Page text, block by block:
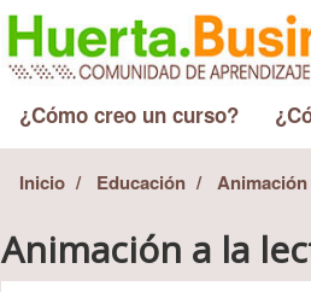
¿Cómo creo un curso?
Inicio Educación
Animación a la